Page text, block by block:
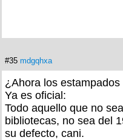
#35 mdgqhxa
¿Ahora los
Ya es oficial:
Todo aquello que no
bibliotecas, no sea del
su defecto, cani.